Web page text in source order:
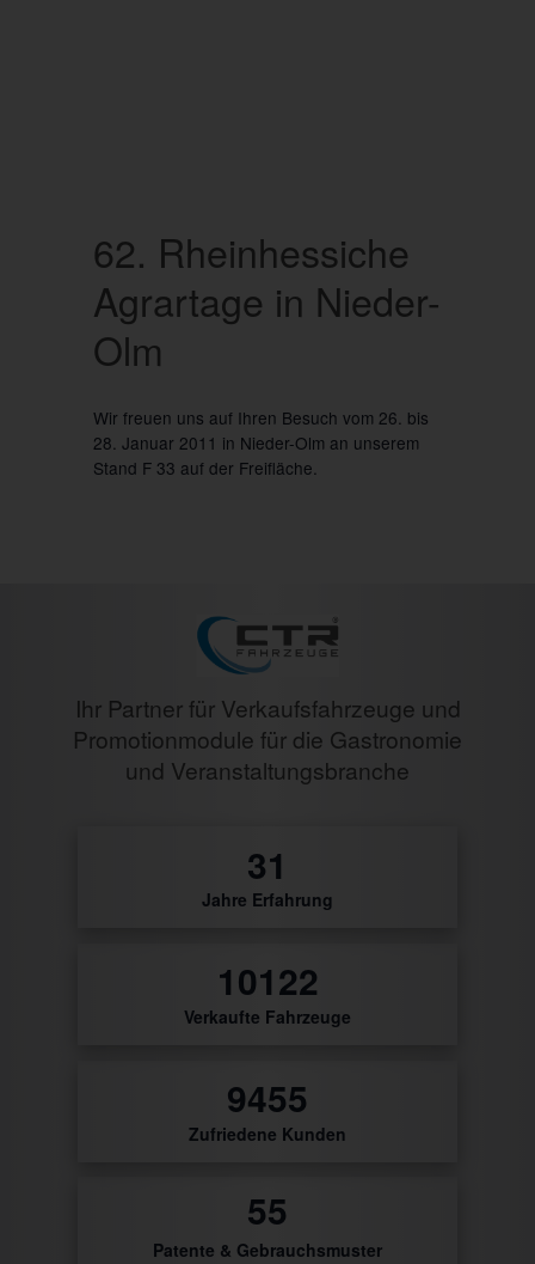
62. Rheinhessiche
Agrartage in Nieder-
Olm
Wir freuen uns auf Ihren Besuch vom 26. bis
28. Januar 2011 in Nieder-Olm an unserem
Stand F 33 auf der Freifläche.
Ihr Partner für Verkaufsfahrzeuge und
Promotionmodule für die Gastronomie
und Veranstaltungsbranche
32
Jahre Erfahrung
10442
Verkaufte Fahrzeuge
9754
Zufriedene Kunden
56
Patente & Gebrauchsmuster